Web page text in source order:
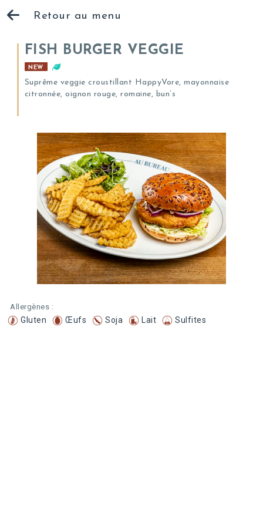
Retour au menu
FISH BURGER VEGGIE
NEW
Suprême veggie croustillant HappyVore, mayonnaise
citronnée, oignon rouge, romaine, bun’s
Allergènes :
Gluten Œufs Soja Lait Sulfites